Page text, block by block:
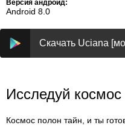
Версия андроид:
Android 8.0
Скачать Uciana
Исследуй космос
Космос полон тайн, и ты